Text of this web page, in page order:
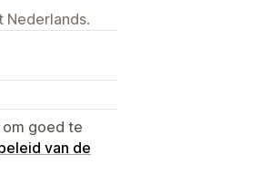
Nederlands.
goed te
van de